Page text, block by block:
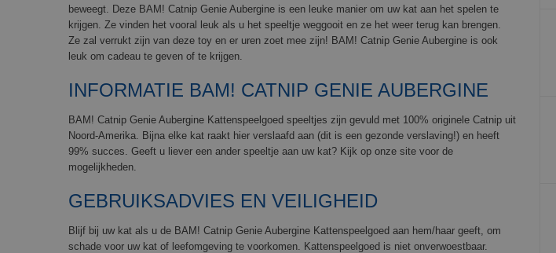
beweegt. Deze BAM! Catnip Genie Aubergine is een leuke manier om uw kat aan het spelen te
krijgen. Ze vinden het vooral leuk als u het speeltje weggooit en ze het weer terug kan brengen.
Ze zal verrukt zijn van deze toy en er uren zoet mee zijn! BAM! Catnip Genie Aubergine is ook
leuk om cadeau te geven of te krijgen.
INFORMATIE BAM! CATNIP GENIE AUBERGINE
BAM! Catnip Genie Aubergine Kattenspeelgoed speeltjes zijn gevuld met 100% originele Catnip uit
Noord-Amerika. Bijna elke kat raakt hier verslaafd aan (dit is een gezonde verslaving!) en heeft
99% succes. Geeft u liever een ander speeltje aan uw kat? Kijk op onze site voor de
mogelijkheden.
GEBRUIKSADVIES EN VEILIGHEID
Blijf bij uw kat als u de BAM! Catnip Genie Aubergine Kattenspeelgoed aan hem/haar geeft, om
schade voor uw kat of leefomgeving te voorkomen. Kattenspeelgoed is niet onverwoestbaar.